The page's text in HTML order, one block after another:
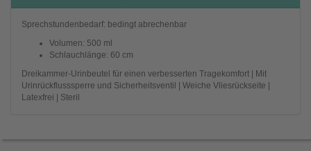
Sprechstundenbedarf: bedingt abrechenbar
Volumen: 500 ml
Schlauchlänge: 60 cm
Dreikammer-Urinbeutel für einen verbesserten Tragekomfort | Mit
Urinrückflusssperre und Sicherheitsventil | Weiche Vliesrückseite |
Latexfrei | Steril